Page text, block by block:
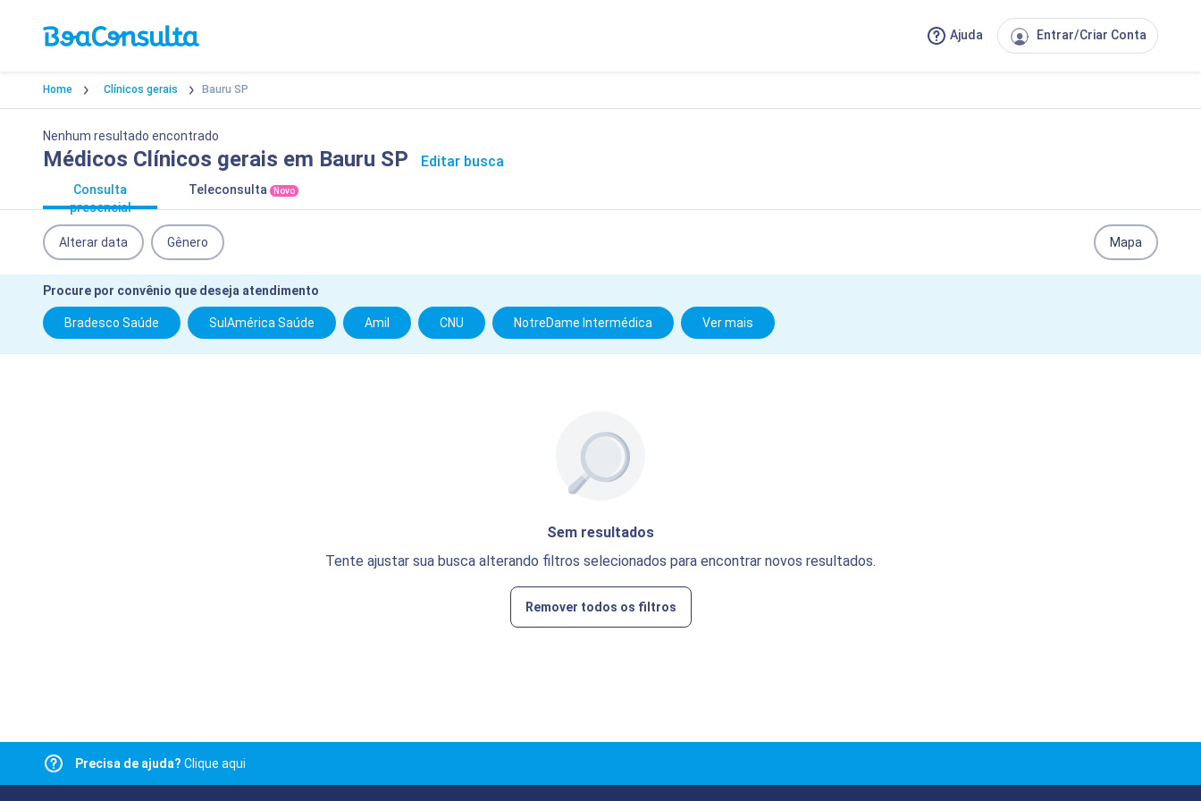
Ajuda Entrar/Criar Conta
Home Clínicos gerais Bauru SP
Nenhum resultado encontrado
Médicos Clínicos gerais em Bauru SP Editar busca
Consulta
presencial
Teleconsulta Novo
Alterar data Gênero Mapa
Procure por convênio que deseja atendimento
Bradesco Saúde SulAmérica Saúde Amil CNU NotreDame Intermédica Ver mais
Sem resultados
Tente ajustar sua busca alterando filtros selecionados para encontrar novos resultados.
Remover todos os filtros
Precisa de ajuda? Clique aqui